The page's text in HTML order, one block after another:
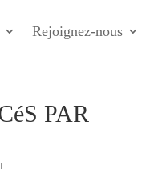
Rejoignez-nous
PAR